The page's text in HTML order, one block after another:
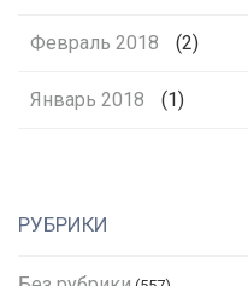
Февраль 2018 (2)
Январь 2018 (1)
РУБРИКИ